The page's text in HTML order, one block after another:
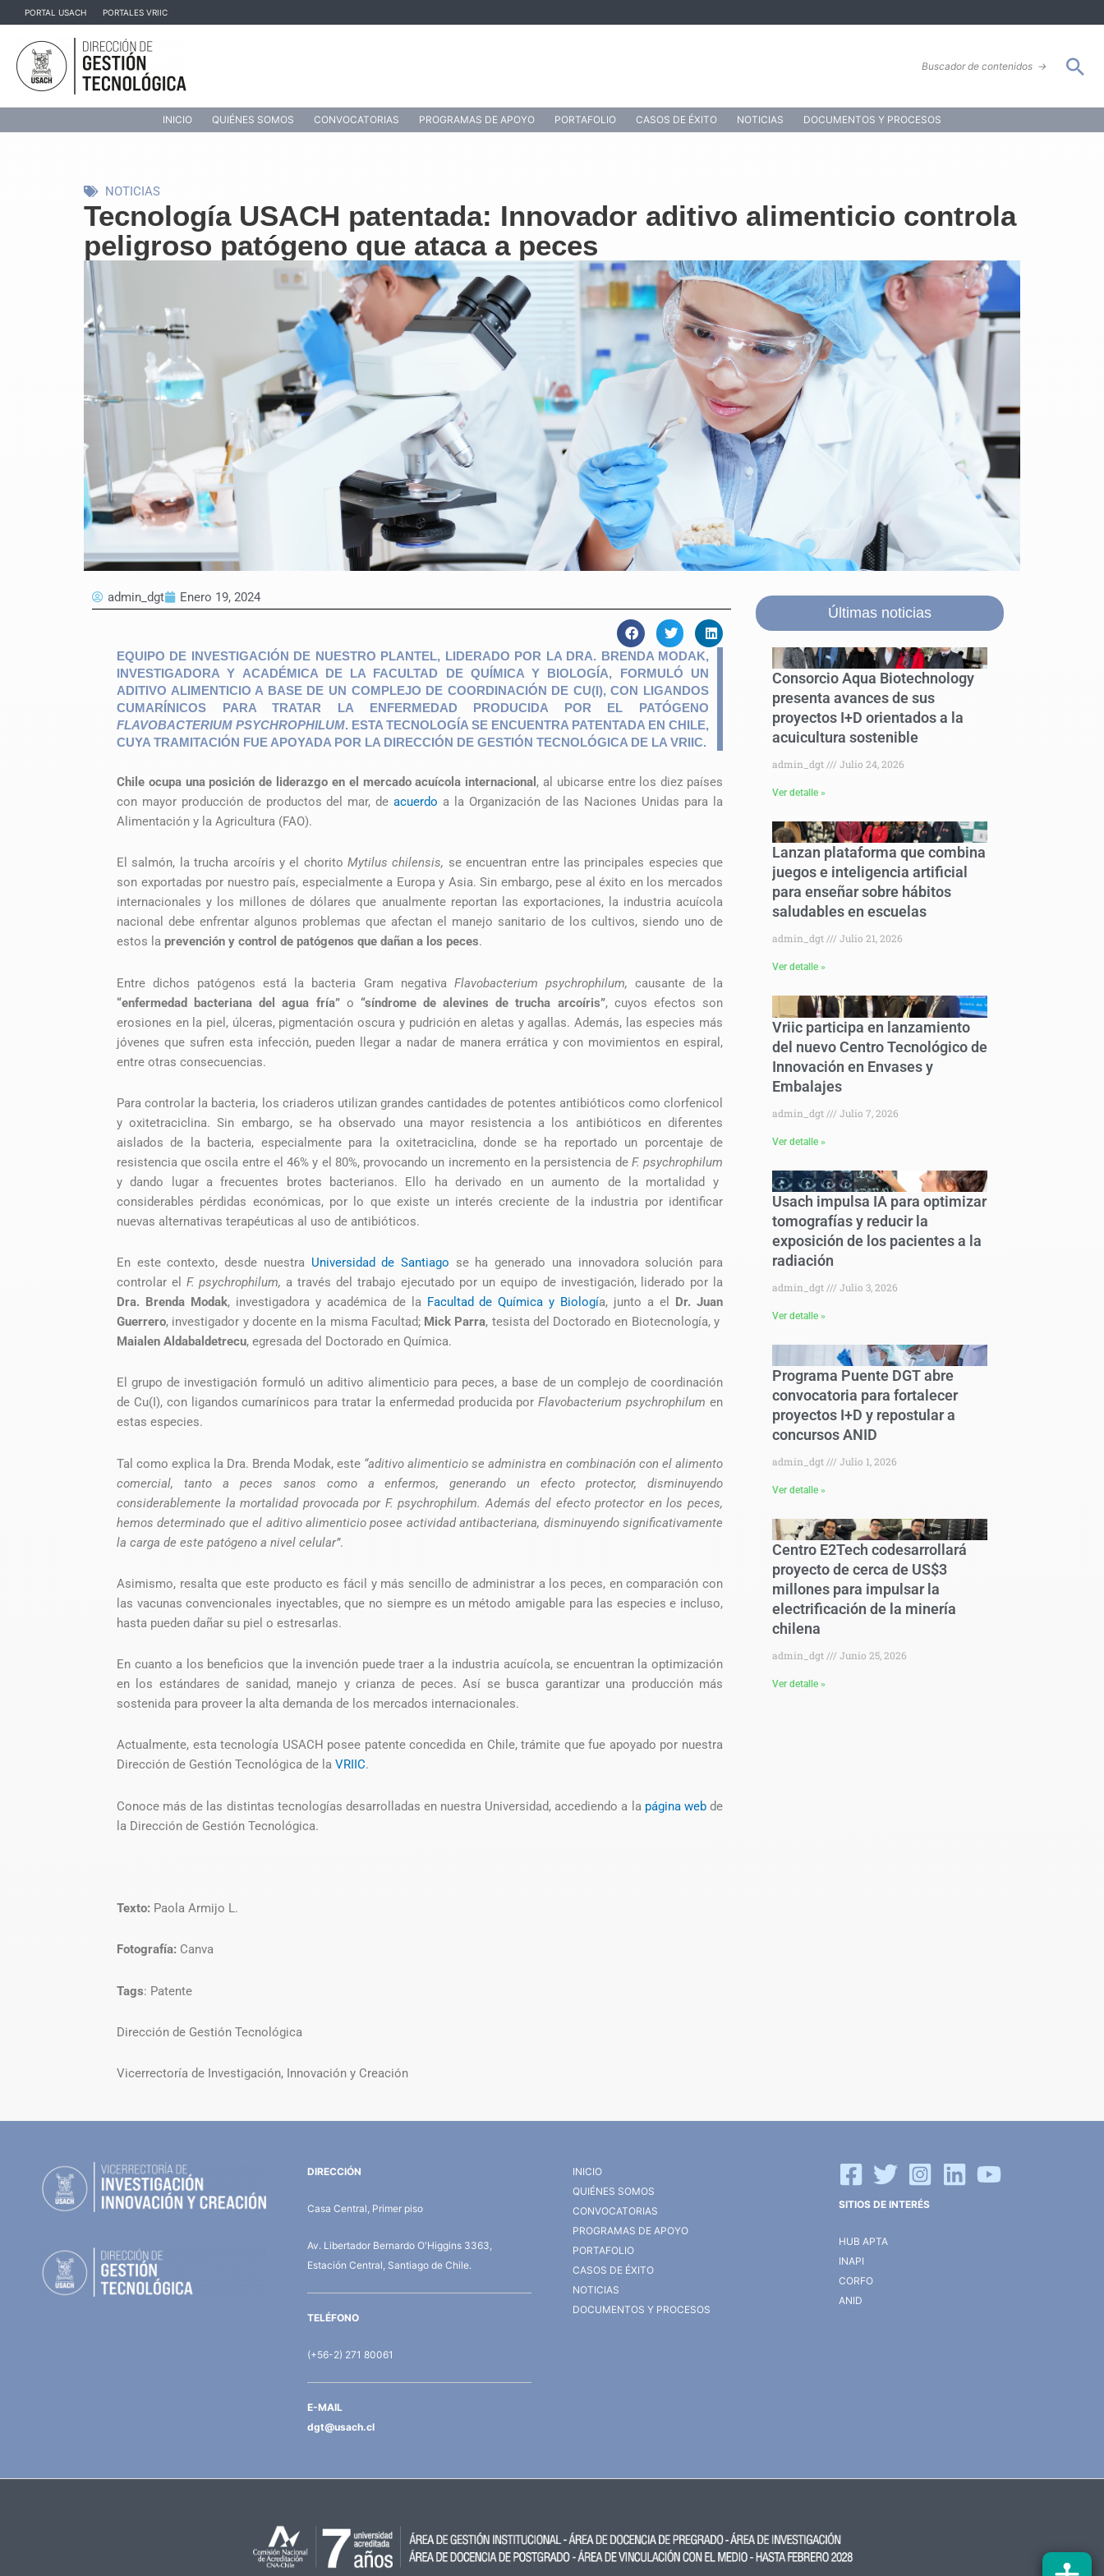
al
contenido
PORTAL USACH PORTALES VRIIC
Buscador de contenidos →
INICIO QUIÉNES SOMOS CONVOCATORIAS PROGRAMAS DE APOYO PORTAFOLIO CASOS DE ÉXITO NOTICIAS DOCUMENTOS Y PROCESOS
NOTICIAS
Tecnología USACH patentada: Innovador aditivo alimenticio controla
peligroso patógeno que ataca a peces
admin_dgt Enero 19, 2024
EQUIPO DE INVESTIGACIÓN DE NUESTRO PLANTEL, LIDERADO POR LA DRA. BRENDA MODAK,
INVESTIGADORA Y ACADÉMICA DE LA FACULTAD DE QUÍMICA Y BIOLOGÍA, FORMULÓ UN
ADITIVO ALIMENTICIO A BASE DE UN COMPLEJO DE COORDINACIÓN DE CU(I), CON LIGANDOS
CUMARÍNICOS PARA TRATAR LA ENFERMEDAD PRODUCIDA POR EL PATÓGENO
FLAVOBACTERIUM PSYCHROPHILUM. ESTA TECNOLOGÍA SE ENCUENTRA PATENTADA EN CHILE,
CUYA TRAMITACIÓN FUE APOYADA POR LA DIRECCIÓN DE GESTIÓN TECNOLÓGICA DE LA VRIIC.
Chile ocupa una posición de liderazgo en el mercado acuícola internacional , al ubicarse entre los diez países
con mayor producción de productos del mar, de acuerdo a la Organización de las Naciones Unidas para la
Alimentación y la Agricultura (FAO).
El salmón, la trucha arcoíris y el chorito Mytilus chilensis, se encuentran entre las principales especies que
son exportadas por nuestro país, especialmente a Europa y Asia. Sin embargo, pese al éxito en los mercados
internacionales y los millones de dólares que anualmente reportan las exportaciones, la industria acuícola
nacional debe enfrentar algunos problemas que afectan el manejo sanitario de los cultivos, siendo uno de
estos la prevención y control de patógenos que dañan a los peces.
Entre dichos patógenos está la bacteria Gram negativa Flavobacterium psychrophilum, causante de la
“enfermedad bacteriana del agua fría”o “síndrome de alevines de trucha arcoíris”, cuyos efectos son
erosiones en la piel, úlceras, pigmentación oscura y pudrición en aletas y agallas. Además, las especies más
jóvenes que sufren esta infección, pueden llegar a nadar de manera errática y con movimientos en espiral,
entre otras consecuencias.
Para controlar la bacteria, los criaderos utilizan grandes cantidades de potentes antibióticos como clorfenicol
y oxitetraciclina. Sin embargo, se ha observado una mayor resistencia a los antibióticos en diferentes
aislados de la bacteria, especialmente para la oxitetraciclina, donde se ha reportado un porcentaje de
resistencia que oscila entre el 46% y el 80%, provocando un incremento en la persistencia de F. psychrophilum
y dando lugar a frecuentes brotes bacterianos. Ello ha derivado en un aumento de la mortalidad y
considerables pérdidas económicas, por lo que existe un interés creciente de la industria por identificar
nuevas alternativas terapéuticas al uso de antibióticos.
En este contexto, desde nuestra Universidad de Santiago se ha generado una innovadora solución para
controlar el F. psychrophilum, a través del trabajo ejecutado por un equipo de investigación, liderado por la
Dra. Brenda Modak, investigadora y académica de la Facultad de Química y Biología, junto a el Dr. Juan
Guerrero, investigador y docente en la misma Facultad; Mick Parra, tesista del Doctorado en Biotecnología, y
Maialen Aldabaldetrecu, egresada del Doctorado en Química.
El grupo de investigación formuló un aditivo alimenticio para peces, a base de un complejo de coordinación
de Cu(I), con ligandos cumarínicos para tratar la enfermedad producida porFlavobacterium psychrophilum en
estas especies.
Tal como explica la Dra. Brenda Modak, este “aditivo alimenticio se administra en combinación con el alimento
comercial, tanto a peces sanos como a enfermos, generando un efecto protector, disminuyendo
considerablemente la mortalidad provocada por F. psychrophilum. Además del efecto protector en los peces,
hemos determinado que el aditivo alimenticio posee actividad antibacteriana, disminuyendo significativamente
la carga de este patógeno a nivel celular”.
Asimismo, resalta que este producto es fácil y más sencillo de administrar a los peces, en comparación con
las vacunas convencionales inyectables, que no siempre es un método amigable para las especies e incluso,
hasta pueden dañar su piel o estresarlas.
En cuanto a los beneficios que la invención puede traer a la industria acuícola, se encuentran la optimización
en los estándares de sanidad, manejo y crianza de peces. Así se busca garantizar una producción más
sostenida para proveer la alta demanda de los mercados internacionales.
Actualmente, esta tecnología USACH posee patente concedida en Chile, trámite que fue apoyado por nuestra
Dirección de Gestión Tecnológica de la VRIIC.
Conoce más de las distintas tecnologías desarrolladas en nuestra Universidad, accediendo a la página webde
la Dirección de Gestión Tecnológica.
Texto: Paola Armijo L.
Fotografía: Canva
Tags: Patente
Dirección de Gestión Tecnológica
Vicerrectoría de Investigación, Innovación y Creación
Últimas noticias
Consorcio Aqua Biotechnology
presenta avances de sus
proyectos I+D orientados a la
acuicultura sostenible
admin_dgt Julio 24, 2026
Ver detalle »
Lanzan plataforma que combina
juegos e inteligencia artificial
para enseñar sobre hábitos
saludables en escuelas
admin_dgt Julio 21, 2026
Ver detalle »
Vriic participa en lanzamiento
del nuevo Centro Tecnológico de
Innovación en Envases y
Embalajes
admin_dgt Julio 7, 2026
Ver detalle »
Usach impulsa IA para optimizar
tomografías y reducir la
exposición de los pacientes a la
radiación
admin_dgt Julio 3, 2026
Ver detalle »
Programa Puente DGT abre
convocatoria para fortalecer
proyectos I+D y repostular a
concursos ANID
admin_dgt Julio 1, 2026
Ver detalle »
Centro E2Tech codesarrollará
proyecto de cerca de US$3
millones para impulsar la
electrificación de la minería
chilena
admin_dgt Junio 25, 2026
Ver detalle »
DIRECCIÓN
Casa Central, Primer piso
Av. Libertador Bernardo O'Higgins 3363,
Estación Central, Santiago de Chile.
TELÉFONO
(+56-2) 271 80061
E-MAIL
dgt@usach.cl
INICIO
QUIÉNES SOMOS
CONVOCATORIAS
PROGRAMAS DE APOYO
PORTAFOLIO
CASOS DE ÉXITO
NOTICIAS
DOCUMENTOS Y PROCESOS
SITIOS DE INTERÉS
HUB APTA
INAPI
CORFO
ANID